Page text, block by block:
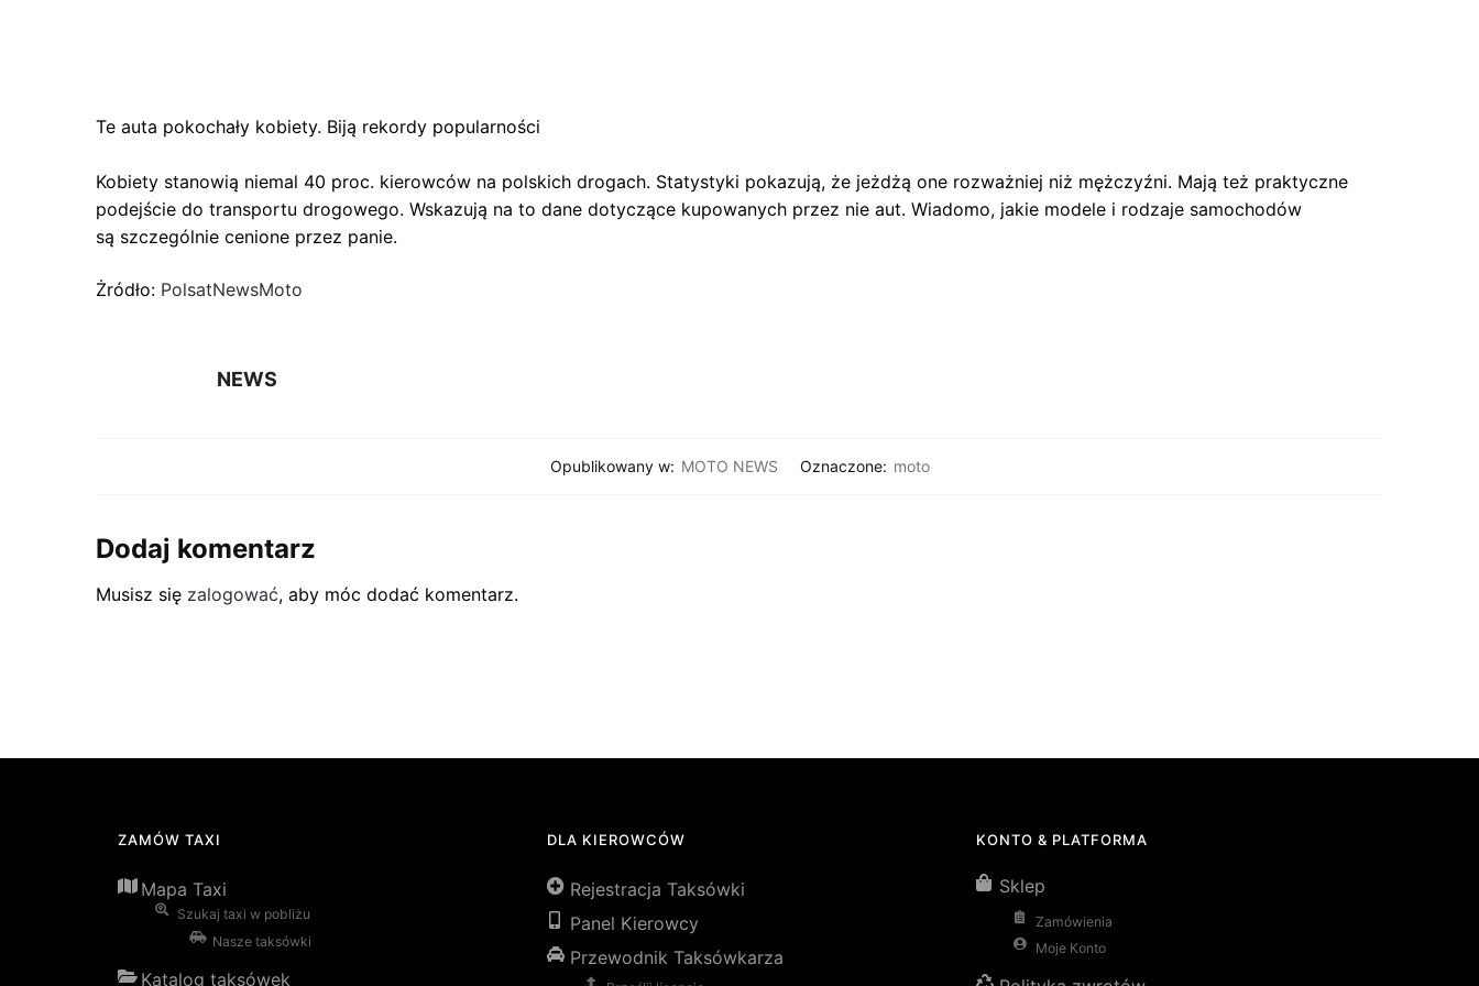
Te auta pokochały kobiety. Biją rekordy popularności
Kobiety stanowią niemal 40 proc. kierowców na polskich drogach. Statystyki pokazują, że jeżdżą one rozważniej niż mężczyźni. Mają też praktyczne
podejście do transportu drogowego. Wskazują na to dane dotyczące kupowanych przez nie aut. Wiadomo, jakie modele i rodzaje samochodów
są szczególnie cenione przez panie.
Żródło: PolsatNewsMoto
NEWS
Opublikowany w: MOTO NEWS Oznaczone: moto
Dodaj komentarz
Musisz się zalogować, aby móc dodać komentarz.
ZAMÓW TAXI
Mapa Taxi
Szukaj taxi w pobliżu
Nasze taksówki
Katalog taksówek
DLA KIEROWCÓW
Rejestracja Taksówki
Panel Kierowcy
Przewodnik Taksówkarza
KONTO & PLATFORMA
Sklep
Zamówienia
Moje Konto